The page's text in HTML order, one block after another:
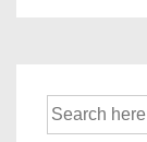
Banken
Suche
nach: